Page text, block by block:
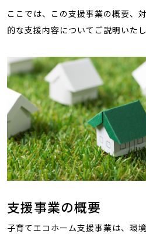
ここでは、この支援事業の概要、
的な支援内容についてご説明いた
支援事業の概要
子育てエコホーム支援事業は、環